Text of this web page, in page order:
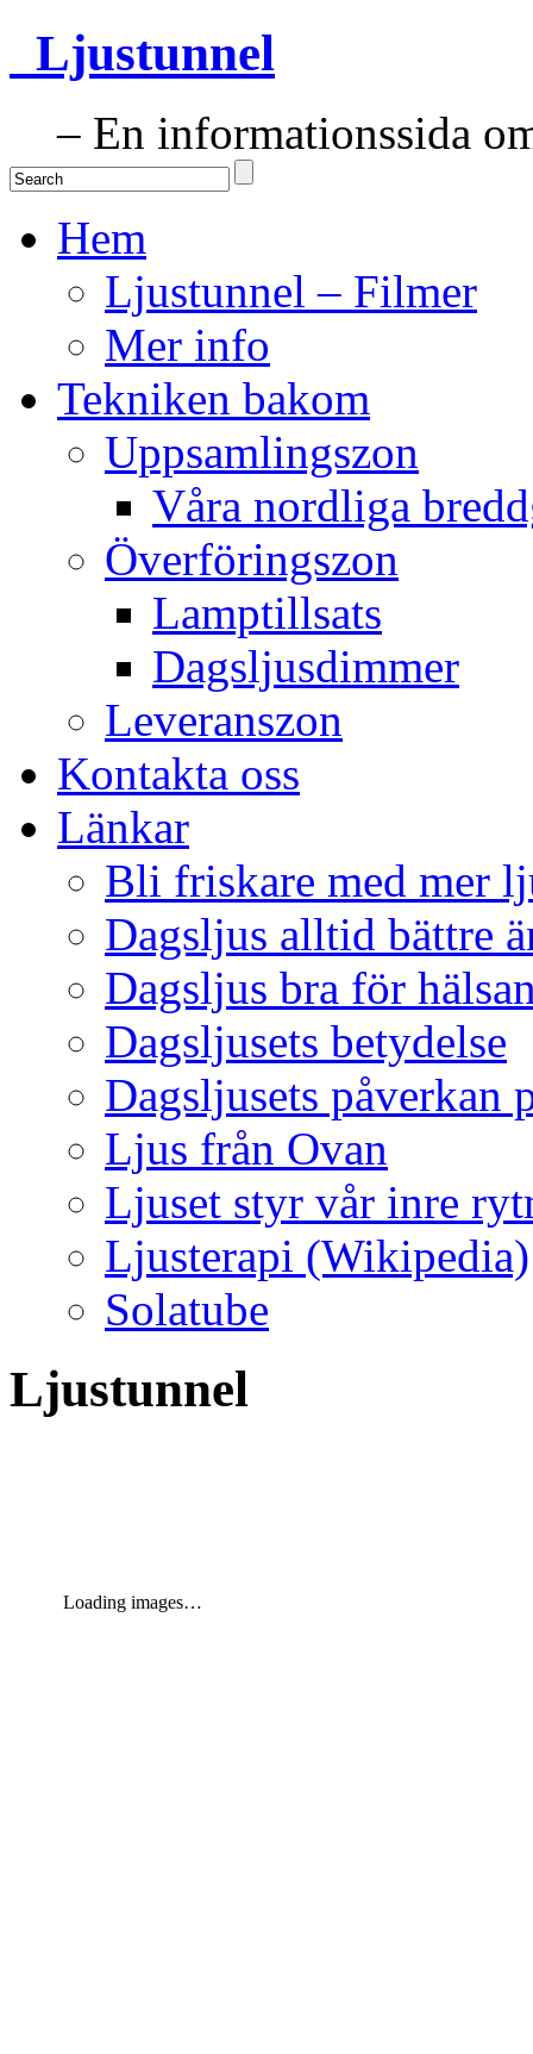
Ljustunnel
– En informationssida
Hem
Ljustunnel – Filmer
Mer info
Tekniken bakom
Uppsamlingszon
Våra nordliga
Överföringszon
Lamptillsats
Dagsljusdimmer
Leveranszon
Kontakta oss
Länkar
Bli friskare med mer
Dagsljus alltid bättre
Dagsljus bra för
Dagsljusets betydelse
Dagsljusets påverkan
Ljus från Ovan
Ljuset styr vår inre
Ljusterapi (Wikipedia)
Solatube
Ljustunnel
Loading images…